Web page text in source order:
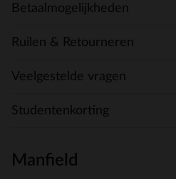
Betaalmogelijkheden
Ruilen & Retourneren
Veelgestelde vragen
Studentenkorting
Manfield